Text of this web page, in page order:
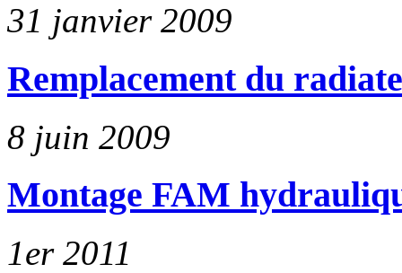
31 janvier 2009
Remplacement du
8 juin 2009
Montage FAM
1er 2011